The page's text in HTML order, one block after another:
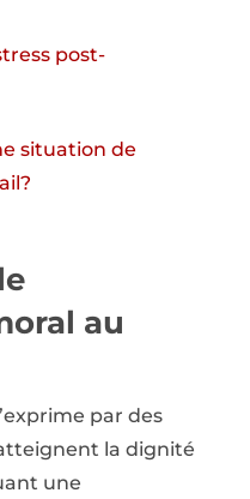
post-
situation de
au
par des
la dignité
une